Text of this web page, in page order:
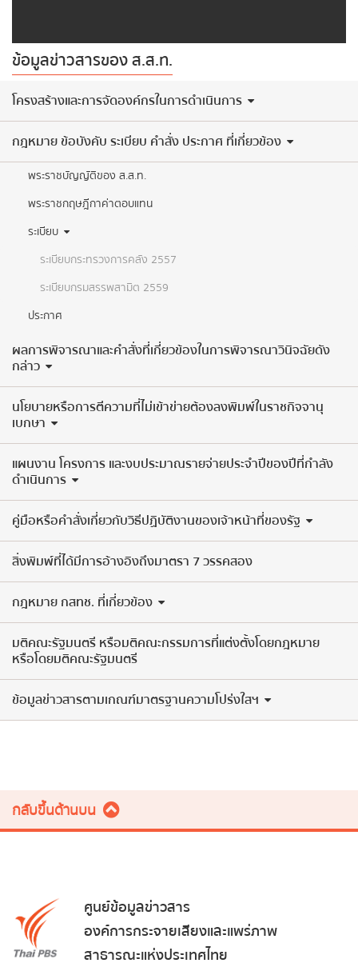
ข้อมูลข่าวสารของ ส.ส.ท.
​โครงสร้างและการจัดองค์กรในการดำเนินการ
กฎหมาย ข้อบังคับ ระเบียบ คำสั่ง ประกาศ ที่เกี่ยวข้อง
พระราชบัญญัติของ ส.ส.ท.
พระราชกฤษฎีกาค่าตอบแทน
ระเบียบ
ระเบียบกระทรวงการคลัง 2557
ระเบียบกรมสรรพสามิต 2559
ประกาศ
ผลการพิจารณาและคำสั่งที่เกี่ยวข้องในการพิจารณาวินิจฉัยดัง
กล่าว
นโยบายหรือการตีความที่ไม่เข้าข่ายต้องลงพิมพ์ในราชกิจจานุ
เบกษา
แผนงาน โครงการ และงบประมาณรายจ่ายประจำปีของปีที่กำลัง
ดำเนินการ
คู่มือหรือคำสั่งเกี่ยวกับวิธีปฏิบัติงานของเจ้าหน้าที่ของรัฐ
สิ่งพิมพ์ที่ได้มีการอ้างอิงถึงมาตรา 7 วรรคสอง
กฎหมาย กสทช. ที่เกี่ยวข้อง
มติคณะรัฐมนตรี หรือมติคณะกรรมการที่แต่งตั้งโดยกฎหมาย
หรือโดยมติคณะรัฐมนตรี
ข้อมูลข่าวสารตามเกณฑ์มาตรฐานความโปร่งใสฯ
กลับขึ้นด้านบน
ศูนย์ข้อมูลข่าวสาร
องค์การกระจายเสียงและแพร่ภาพ
สาธารณะแห่งประเทศไทย